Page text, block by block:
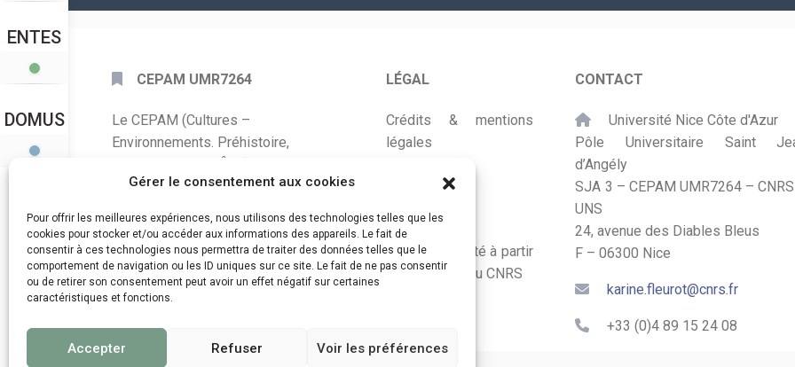
Gérer le consentement aux cookies
Pour offrir les meilleures expériences, nous utilisons des technologies telles que les
cookies pour stocker et/ou accéder aux informations des appareils. Le fait de
consentir à ces technologies nous permettra de traiter des données telles que le
comportement de navigation ou les ID uniques sur ce site. Le fait de ne pas consentir
ou de retirer son consentement peut avoir un effet négatif sur certaines
caractéristiques et fonctions.
Accepter Refuser Voir les préférences
ENTES
DOMUS
CEPAM UMR7264
Le CEPAM (Cultures –
Environnements. Préhistoire,
mixte de recherche CNRS – UNS qui
développe des recherches autour de
la connaissance des sociétés du
passé, de leurs modes de
fonctionnement, de leur évolution et
de leur relation à l’environnement.
LÉGAL
Crédits & mentions
légales
Plan du site
Accessibilité
Conçu et adapté à partir
du Kit Labos du CNRS
CONTACT
Université Nice Côte d'Azur
Pôle Universitaire Saint
d’Angély
SJA 3 – CEPAM UMR7264 –
UNS
24, avenue des Diables Bleus
F – 06300 Nice
karine.fleurot@cnrs.fr
+33 (0)4 89 15 24 08